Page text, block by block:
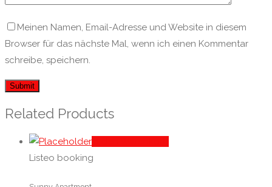
Meinen Namen, Email-Adresse und Website in diesem
Browser für das nächste Mal, wenn ich einen Kommentar
schreibe, speichern.
Related Products
Listeo booking